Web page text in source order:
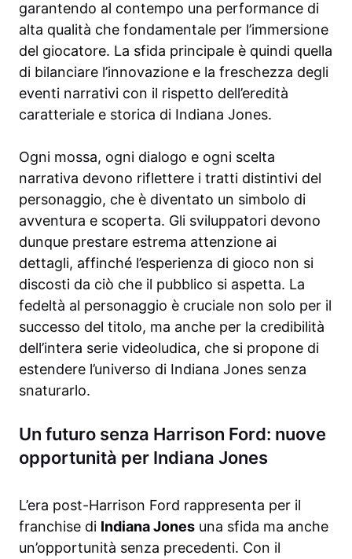
garantendo al contempo una performance di
alta qualità che fondamentale per l’immersione
del giocatore. La sfida principale è quindi quella
di bilanciare l’innovazione e la freschezza degli
eventi narrativi con il rispetto dell’eredità
caratteriale e storica di Indiana Jones.
Ogni mossa, ogni dialogo e ogni scelta
narrativa devono riflettere i tratti distintivi del
personaggio, che è diventato un simbolo di
avventura e scoperta. Gli sviluppatori devono
dunque prestare estrema attenzione ai
dettagli, affinché l’esperienza di gioco non si
discosti da ciò che il pubblico si aspetta. La
fedeltà al personaggio è cruciale non solo per il
successo del titolo, ma anche per la credibilità
dell’intera serie videoludica, che si propone di
estendere l’universo di Indiana Jones senza
snaturarlo.
Un futuro senza Harrison Ford: nuove
opportunità per Indiana Jones
L’era post-Harrison Ford rappresenta per il
franchise di Indiana Jones una sfida ma anche
un’opportunità senza precedenti. Con il